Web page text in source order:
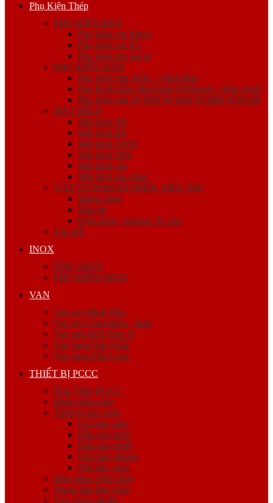
Phụ Kiện Thép
PHỤ KIỆN REN
Phụ kiện ren Mech
Phụ kiện ren K1
Phụ kiện ren giá rẻ
PHỤ KIỆN HÀN
Phụ kiện hàn FKK – Nhật Bản
Phụ Kiện Hàn Jinil bend (Dybend) – Hàn Quốc
Phụ kiện hàn SCH20 SCH40 SCH80 SCH160
MẶT BÍCH
Mặt bích JIS
Mặt bích BS
Mặt bích ANSI
Mặt bích DIN
Mặt bích mù
Mặt bích gia công
VẬT TƯ KHOAN NHỒI, SIÊU ÂM
Măng sông
Nắp bịt
Kẽm buộc, bulong, ốc viss
Cóc nối
INOX
ỐNG INOX
PHỤ KIỆN INOX
VAN
Van ren Minh Hòa
Van ren Giacomini – Italy
Van mặt bích Shin Yi
Van gang hàn Quốc
Van gang Đài Loan
THIẾT BỊ PCCC
Ống Thép PCCC
Bình chữa cháy
Thiết bị báo cháy
Còi báo cháy
Đầu báo khói
Đầu báo nhiệt
Đèn báo phòng
Nút báo cháy
Đầu phun chữa cháy
Trung tâm báo cháy
Van công nghiệp